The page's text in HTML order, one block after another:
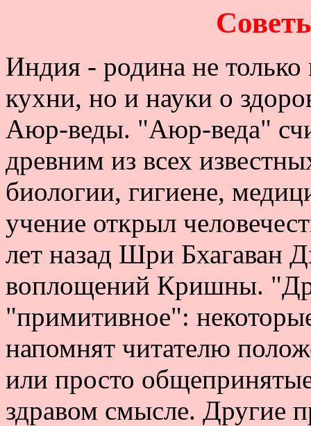
Индия - родина не только
кухни, но и науки о
Аюр-веды. "Аюр-веда"
древним из всех
биологии, гигиене,
учение открыл
лет назад Шри Бхагаван
воплощений Кришны.
"примитивное":
напомнят читателю
или просто
здравом смысле. Другие